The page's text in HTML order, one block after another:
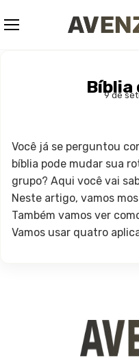
Bíblia
9 de
Você já se perguntou
bíblia pode mudar sua
grupo? Aqui você vai
Neste artigo, vamos
Também vamos ver
Vamos usar quatro